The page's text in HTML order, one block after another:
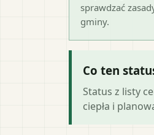
sprawdzać
gminy.
Co ten
Status z listy
ciepła i